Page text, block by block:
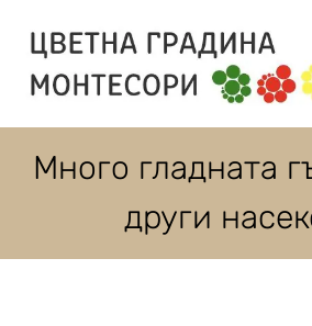
Много гладната
други